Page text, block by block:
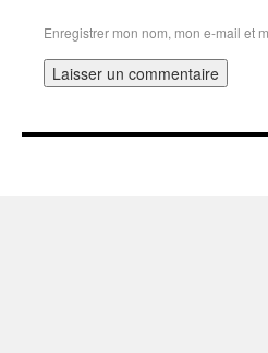
Enregistrer mon nom, mon e-mail et